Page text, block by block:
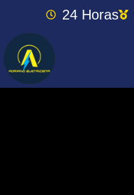
24 Horas